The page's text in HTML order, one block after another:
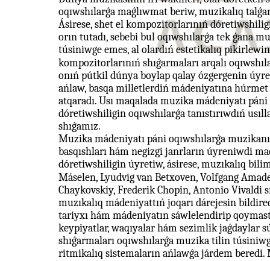
oqıwshılarǵa maǵlıwmat beriw, muzikalıq
Ásirese, shet el kompozitorlarınıń
orın tutadı, sebebi bul oqıwshılarǵa tek ǵana
túsiniwge emes, al olardıń estetikalıq
kompozitorlarınıń shıǵarmaları arqalı
onıń pútkil dúnya boylap qalay ózgergenin
ańlaw, basqa milletlerdiń mádeniyatına
atqaradı. Usı maqalada muzika mádeniyatı
dóretiwshiligin oqıwshılarǵa tanıstırıwdıń
shıǵamız.
Muzika mádeniyatı páni oqıwshılarǵa
basqıshları hám negizgi janrların úyreniwdi
dóretiwshiligin úyretiw, ásirese, muzıkalıq
Máselen, Lyudvig van Betxoven, Volfgang
Chaykovskiy, Frederik Chopin, Antonio Vivaldi
muzıkalıq mádeniyattıń joqarı dárejesin
tariyxı hám mádeniyatın sáwlelendirip
keypiyatlar, waqıyalar hám sezimlik jaǵdaylar
shıǵarmaları oqıwshılarǵa muzika tilin
ritmikalıq sistemaların ańlawǵa járdem beredi.